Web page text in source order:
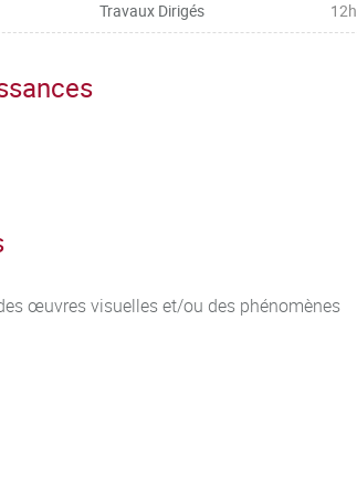
Travaux Dirigés 12h
œuvres visuelles et/ou des phénomènes